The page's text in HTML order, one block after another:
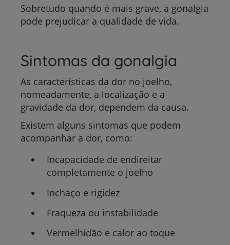
Sobretudo quando é mais grave, a gonalgia
pode prejudicar a qualidade de vida.
Sintomas da gonalgia
As características da dor no joelho,
nomeadamente, a localização e a
gravidade da dor, dependem da causa.
Existem alguns sintomas que podem
acompanhar a dor, como:
Incapacidade de endireitar
completamente o joelho
Inchaço e rigidez
Fraqueza ou instabilidade
Vermelhidão e calor ao toque